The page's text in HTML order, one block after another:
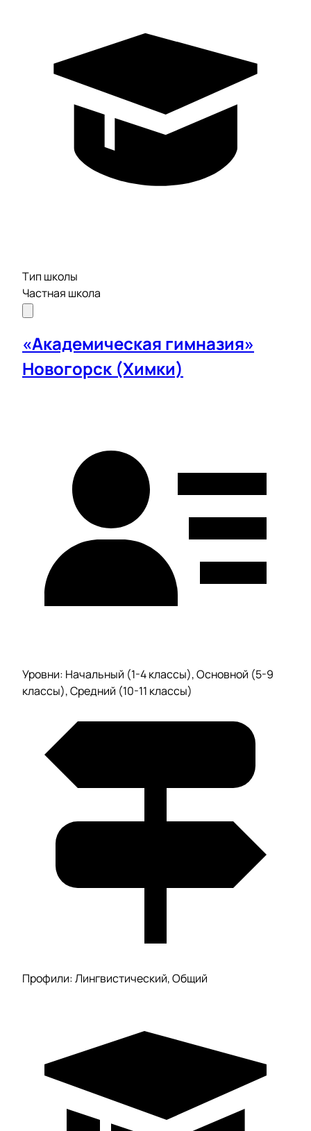
Тип школы
Частная школа
«Академическая гимназия»
Новогорск (Химки)
Уровни: Начальный (1-4 классы), Основной (5-9
классы), Средний (10-11 классы)
Профили: Лингвистический, Общий